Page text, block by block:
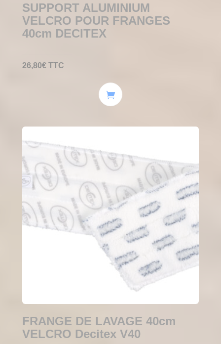
SUPPORT ALUMINIUM
VELCRO POUR FRANGES
40cm DECITEX
26,80€ TTC
FRANGE DE LAVAGE 40cm
VELCRO Decitex V40